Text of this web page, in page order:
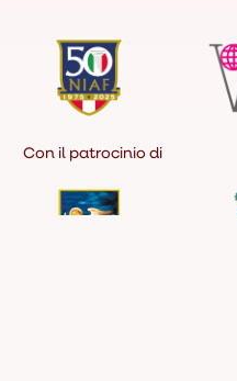
Con il patrocinio di